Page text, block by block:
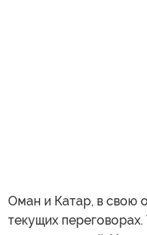
Оман и Катар, в свою
текущих переговорах.